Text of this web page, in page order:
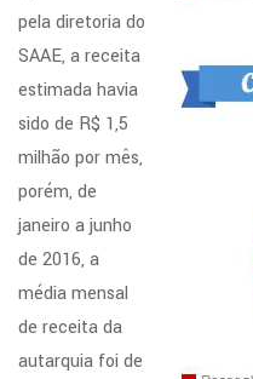
pela diretoria do
SAAE, a receita
estimada havia
sido de R$ 1,5
milhão por mês,
porém, de
janeiro a junho
de 2016, a
média mensal
de receita da
autarquia foi de